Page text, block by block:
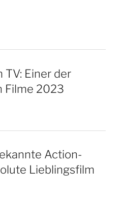
TV: Einer der
Filme 2023
Action-
Lieblingsfilm